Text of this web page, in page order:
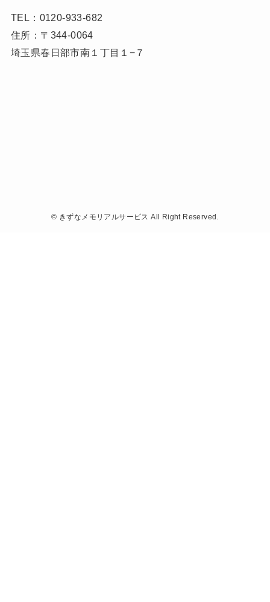
TEL：0120-933-682
住所：〒344-0064
埼玉県春日部市南１丁目１−７
© きずなメモリアルサービス All Right Reserved.